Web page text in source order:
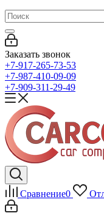
Заказать звонок
+7-917-265-73-53
+7-987-410-09-09
+7-909-311-29-49
Сравнение0